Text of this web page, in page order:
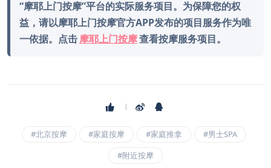
“摩耶上门按摩”平台的实际服务项目。为保障您的权
益，请以摩耶上门按摩官方APP发布的项目服务作为唯
一依据。点击摩耶上门按摩查看按摩服务项目。
#北京按摩 #家庭按摩 #家庭推拿
#男士SPA
#附近按摩